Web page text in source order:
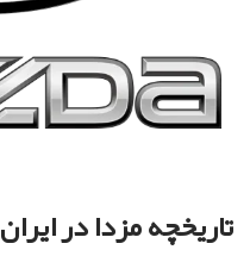
تاریخچه مزدا در ایران